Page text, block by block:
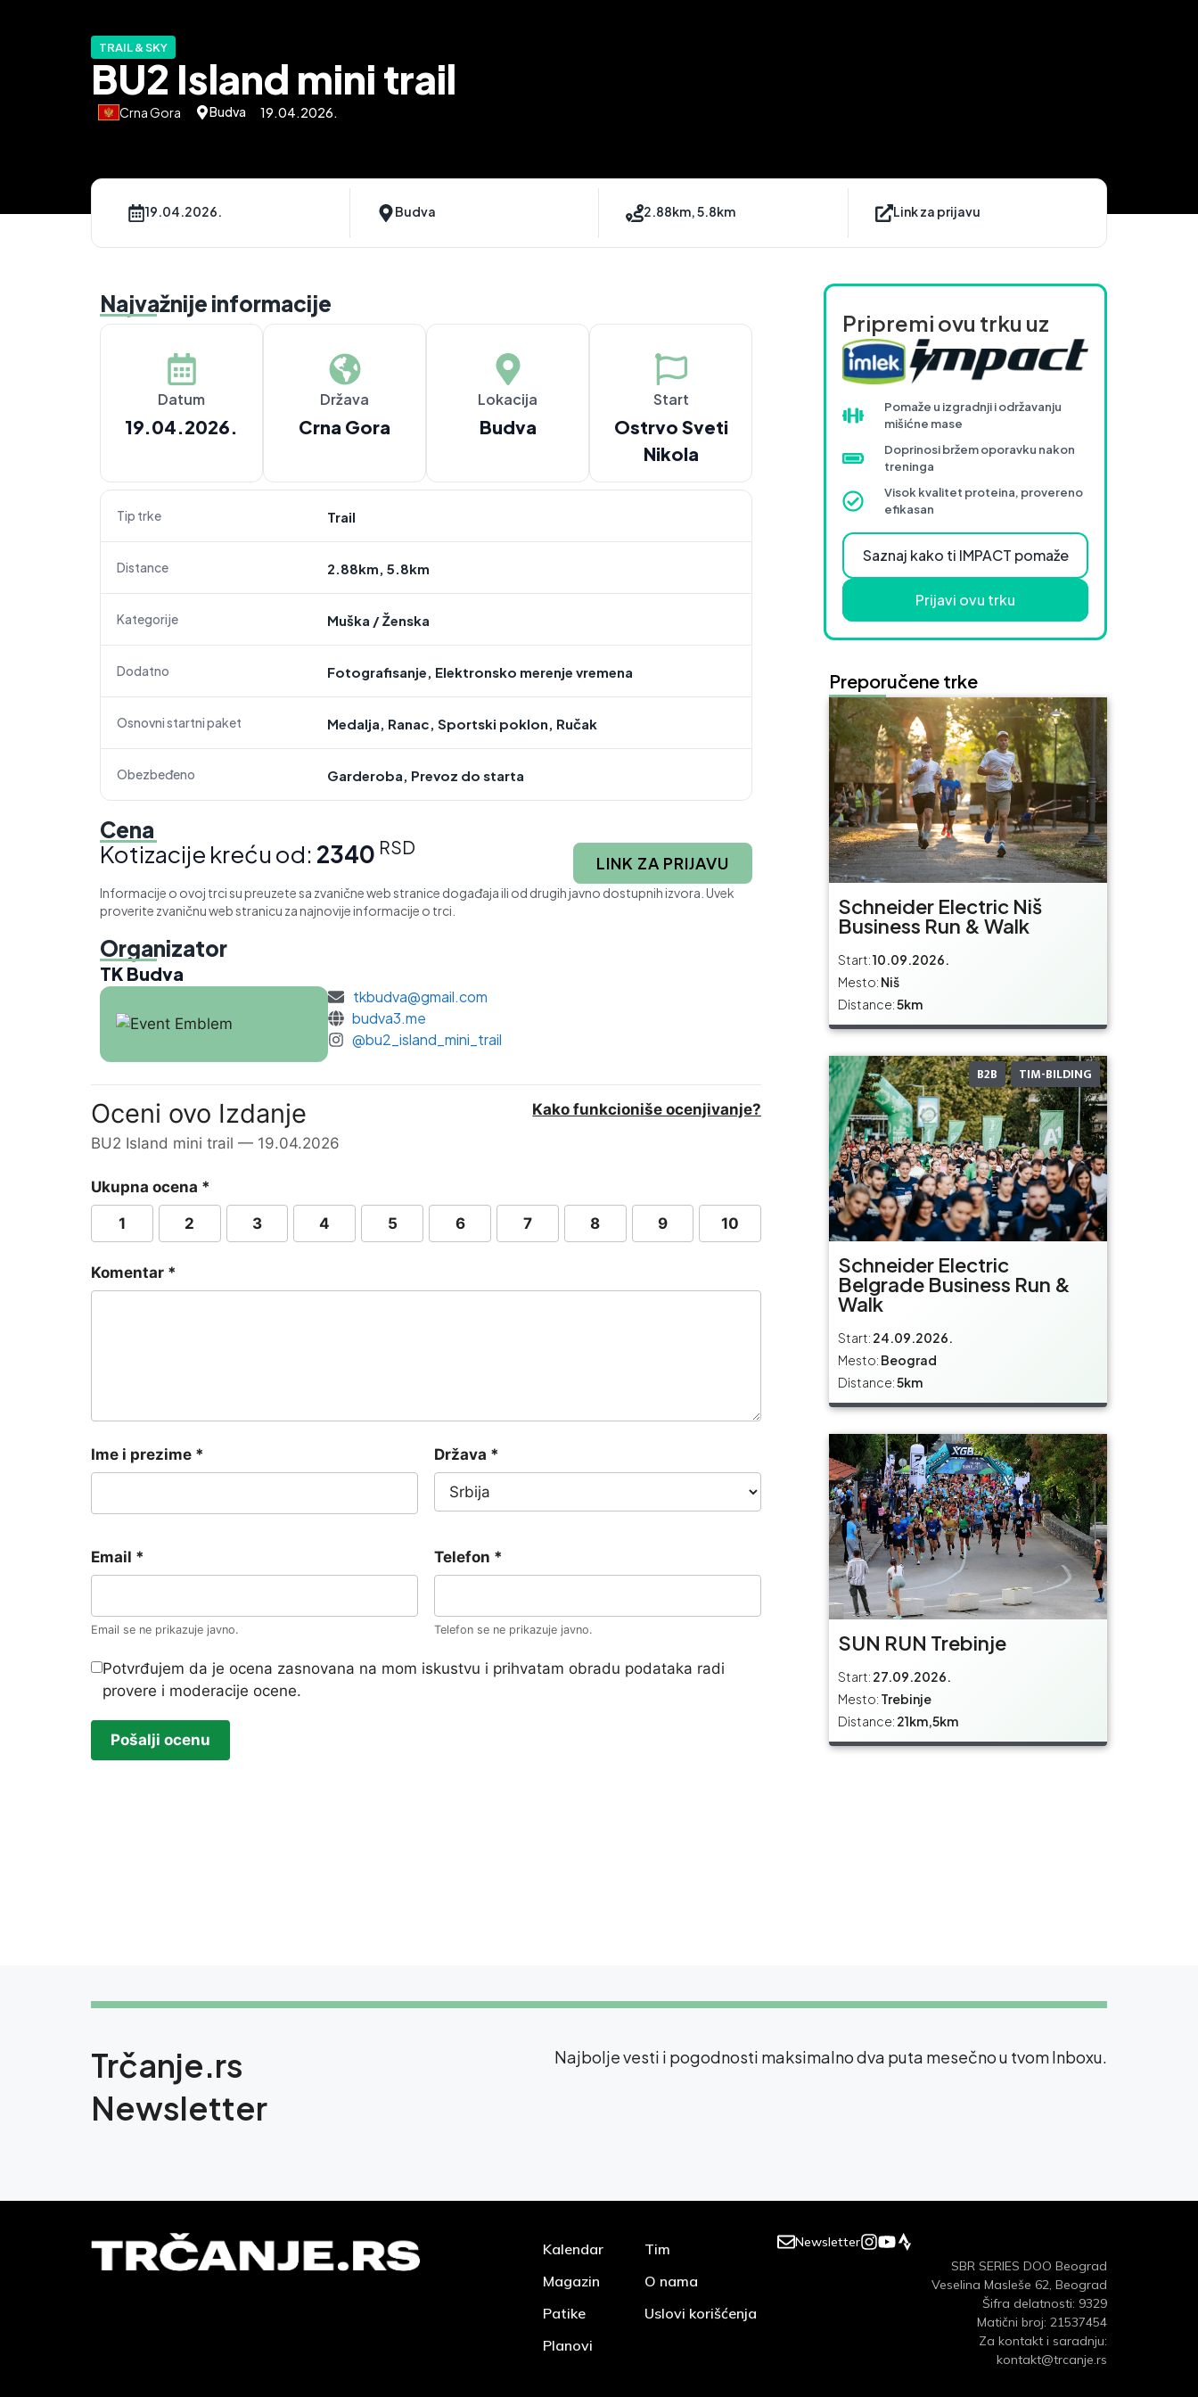
TRAIL & SKY
BU2 Island mini trail
Crna Gora Budva 19.04.2026.
19.04.2026. Budva 2.88km, 5.8km Link za prijavu
Najvažnije informacije
Datum
19.04.2026.
Država
Crna Gora
Lokacija
Budva
Start
Ostrvo Sveti
Nikola
Tip trke Trail
Distance 2.88km, 5.8km
Kategorije Muška /Ženska
Dodatno Fotografisanje, Elektronsko merenje vremena
Osnovni startni paket Medalja, Ranac, Sportski poklon, Ručak
Obezbeđeno Garderoba, Prevoz do starta
Cena
Kotizacije kreću od: 2340 RSD
LINK ZA PRIJAVU
Informacije o ovoj trci su preuzete sa zvanične web stranice događaja ili od drugih javno dostupnih izvora. Uvek
proverite zvaničnu web stranicu za najnovije informacije o trci.
Organizator
TK Budva
tkbudva@gmail.com
budva3.me
@bu2_island_mini_trail
Oceni ovo Izdanje
BU2 Island mini trail — 19.04.2026
Kako funkcioniše ocenjivanje?
Ukupna ocena *
1 2 3 4 5 6 7 8 9 10
Komentar *
Ime i prezime * Država *
Email *
Email se ne prikazuje javno.
Telefon *
Telefon se ne prikazuje javno.
Potvrđujem da je ocena zasnovana na mom iskustvu i prihvatam obradu podataka radi
provere i moderacije ocene.
Pošalji ocenu
Pripremi ovu trku uz
Pomaže u izgradnji i održavanju
mišićne mase
Doprinosi bržem oporavku nakon
treninga
Visok kvalitet proteina, provereno
efikasan
Saznaj kako ti IMPACT pomaže
Prijavi ovu trku
Preporučene trke
Schneider Electric Niš
Business Run & Walk
Start:10.09.2026.
Mesto: Niš
Distance:5km
B2B TIM-BILDING
Schneider Electric
Belgrade Business Run &
Walk
Start: 24.09.2026.
Mesto: Beograd
Distance:5km
SUN RUN Trebinje
Start: 27.09.2026.
Mesto: Trebinje
Distance: 21km,5km
Trčanje.rs
Newsletter
Najbolje vesti i pogodnosti maksimalno dva puta mesečno u tvom Inboxu.
Kalendar
Magazin
Patike
Planovi
Tim
O nama
Uslovi korišćenja
Newsletter
SBR SERIES DOO Beograd
Veselina Masleše 62, Beograd
Šifra delatnosti: 9329
Matični broj: 21537454
Za kontakt i saradnju:
kontakt@trcanje.rs